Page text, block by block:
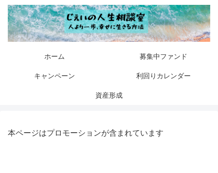
ホーム 募集中ファンド
キャンペーン 利回りカレンダー
資産形成
本ページはプロモーションが含まれています